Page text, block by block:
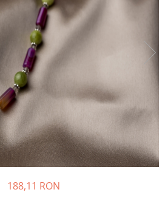
188,11 RON